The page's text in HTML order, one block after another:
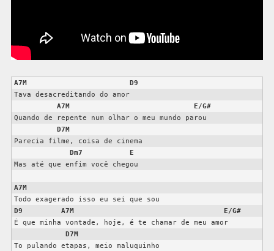
A7M
D9
Tava desacreditando do amor
A7M
E/G#
Quando de repente num olhar o meu mundo parou
D7M
Parecia filme, coisa de cinema
Dm7
E
Mas até que enfim você chegou
A7M
D9
A7M
E/G#
É que minha vontade, hoje, é te chamar de meu amor
D7M
To pulando etapas, meio maluquinho